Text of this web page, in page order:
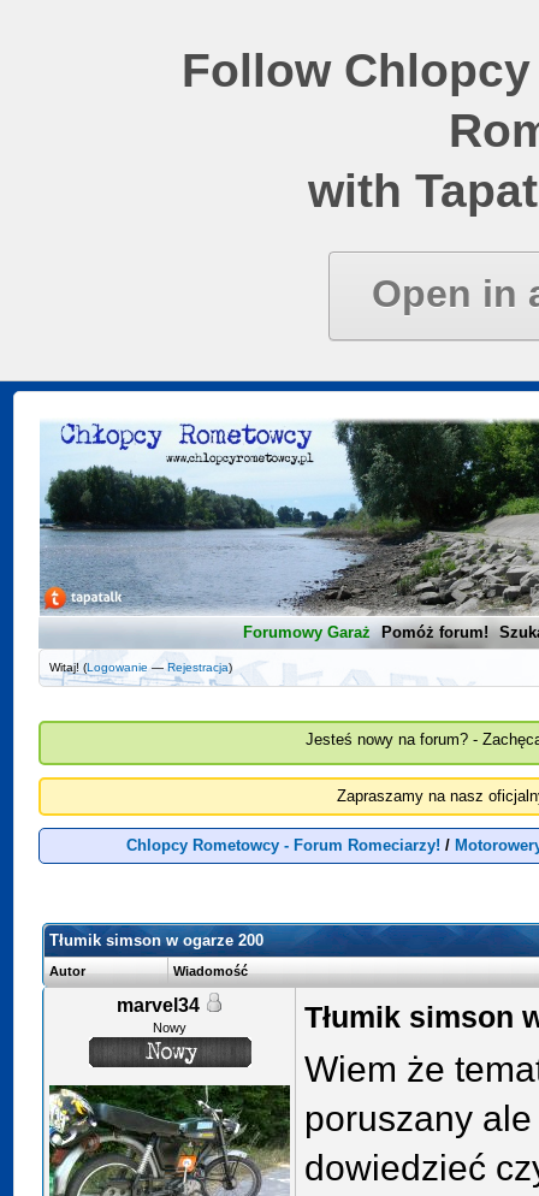
Follow
with
Open in
Forumowy Garaż Pomóż forum!
Witaj! (Logowanie —Rejestracja)
Jesteś nowy na forum? -
Zapraszamy na nasz
Chlopcy Rometowcy - Forum Romeciarzy! /
Tłumik simson w ogarze 200
Autor Wiadomość
marvel34
Nowy Tłumik simson
Wiem że
poruszany
dowiedzieć